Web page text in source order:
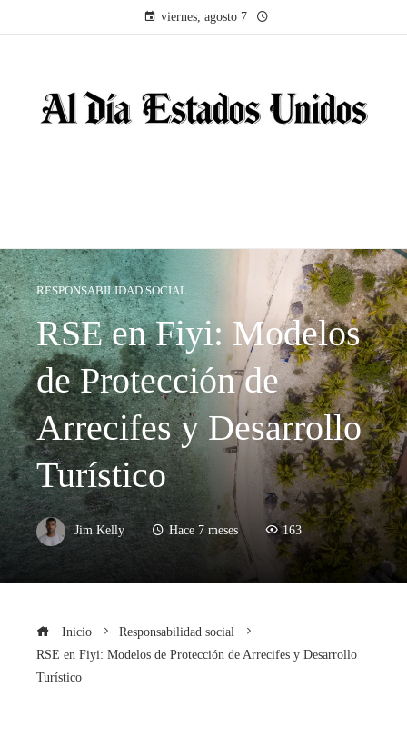
viernes, agosto 7
RESPONSABILIDAD SOCIAL
RSE en Fiyi: Modelos
de Protección de
Arrecifes y Desarrollo
Turístico
Jim Kelly Hace 7 meses 163
Inicio
Responsabilidad social
RSE en Fiyi: Modelos de Protección de Arrecifes y Desarrollo
Turístico